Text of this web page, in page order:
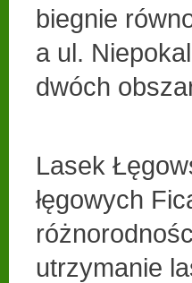
biegnie
a ul.
dwóch
Lasek
łęgowych
utrzymanie